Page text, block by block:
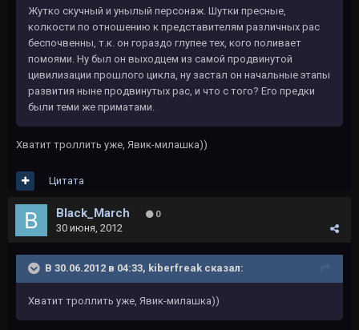
Жутко скучный и унылый персонаж. Шутки пресные,
колкости по отношению к представителям различных рас
беспочвенны, т.к. он гораздо глупее тех, кого поливает
помоями. Ну был он выходцем из самой продвинутой
цивилизации прошлого цикла, ну застал он начальные этапы
развития ныне продвинутых рас, и что с того? Его предки
были теми же приматами.
Хватит троллить уже, Явик-милашка))
Цитата
Black_March 0
30 июня, 2012
В 30.06.2012 в 04:33, kiberfreak сказал:
Хватит троллить уже, Явик-милашка))